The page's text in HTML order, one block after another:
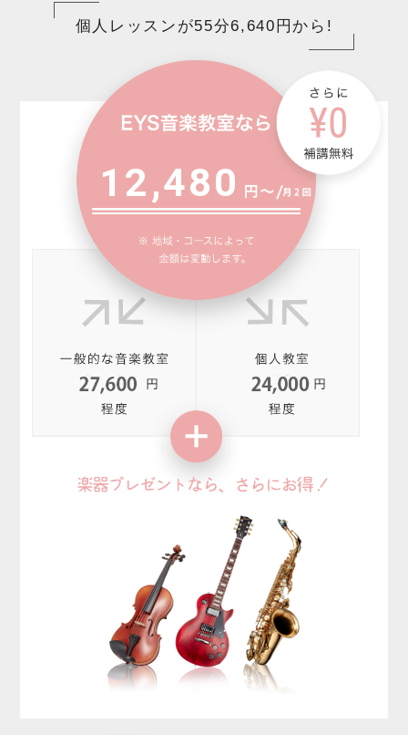
個人レッスンが55分6,640円から!
12,480